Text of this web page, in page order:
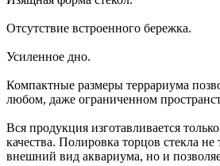
Отсутствие встроенного бережка.
Усиленное дно.
Компактные размеры террариума
любом, даже ограниченном
Вся продукция изготавливается
качества. Полировка торцов стекла не
внешний вид аквариума, но и